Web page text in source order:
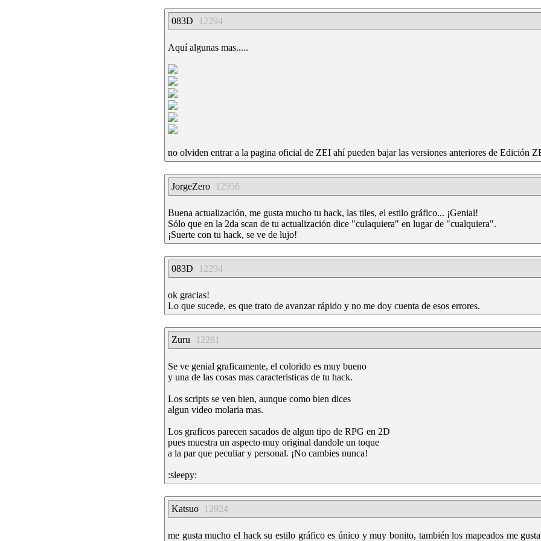
083D 12294
Aquí algunas mas.....
no olviden entrar a la pagina oficial de ZEI ahí pueden bajar las versiones anteriores de Edición
JorgeZero 12956
Buena actualización, me gusta mucho tu hack, las tiles, el estilo gráfico... ¡Genial!
Sólo que en la 2da scan de tu actualización dice "culaquiera" en lugar de "cualquiera".
¡Suerte con tu hack, se ve de lujo!
083D 12294
ok gracias!
Lo que sucede, es que trato de avanzar rápido y no me doy cuenta de esos errores.
Zuru 12281
Se ve genial graficamente, el colorido es muy bueno
y una de las cosas mas caracteristicas de tu hack.
Los scripts se ven bien, aunque como bien dices
algun video molaria mas.
Los graficos parecen sacados de algun tipo de RPG en 2D
pues muestra un aspecto muy original dandole un toque
a la par que peculiar y personal. ¡No cambies nunca!
:sleepy:
Katsuo 12924
me gusta mucho el hack su estilo gráfico es único y muy bonito, también los mapeados me